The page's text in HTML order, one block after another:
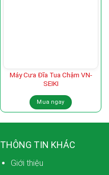
Máy Cưa Đĩa Tua Chậm VN-
SEIKI
Mua ngay
THÔNG TIN KHÁC
Giới thiệu